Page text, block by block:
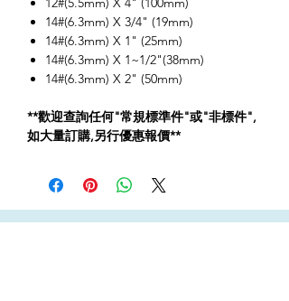
14#(6.3mm) X 3/4" (19mm)
14#(6.3mm) X 1" (25mm)
14#(6.3mm) X 1~1/2"(38mm)
14#(6.3mm) X 2" (50mm)
**歡迎查詢任何"常規標準件"或"非標件",
如大量訂購,另行優惠報價**